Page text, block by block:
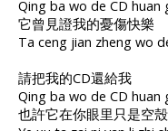
Qing ba wo de CD huan
它曾見證我的憂傷快樂
Ta ceng jian zheng wo
請把我的CD還給我
Qing ba wo de CD huan
也許它在你眼里只是空殼